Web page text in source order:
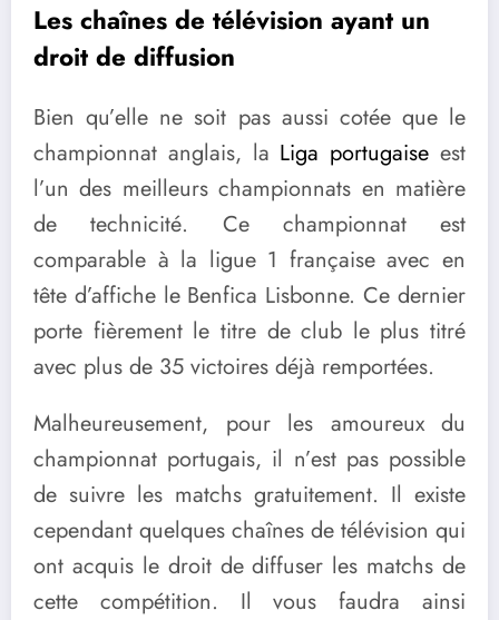
Les chaînes de télévision ayant un
droit de diffusion
Bien qu’elle ne soit pas aussi cotée que le
championnat anglais, la Liga portugaise est
l’un des meilleurs championnats en matière
de technicité. Ce championnat est
comparable à la ligue 1 française avec en
tête d’affiche le Benfica Lisbonne. Ce dernier
porte fièrement le titre de club le plus titré
avec plus de 35 victoires déjà remportées.
Malheureusement, pour les amoureux du
championnat portugais, il n’est pas possible
de suivre les matchs gratuitement. Il existe
cependant quelques chaînes de télévision qui
ont acquis le droit de diffuser les matchs de
cette compétition. Il vous faudra ainsi